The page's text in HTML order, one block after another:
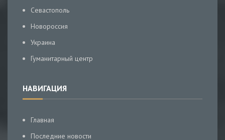
Севастополь
Новороссия
Украина
Гуманитарный центр
НАВИГАЦИЯ
Главная
Последние новости